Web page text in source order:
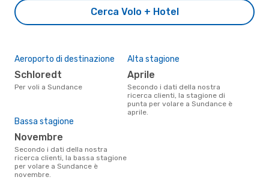
Cerca Volo + Hotel
Aeroporto di destinazione
Schloredt
Per voli a Sundance
Alta stagione
aprile
Secondo i dati della nostra
ricerca clienti, la stagione di
punta per volare a Sundance è
aprile.
Bassa stagione
novembre
Secondo i dati della nostra
ricerca clienti, la bassa stagione
per volare a Sundance è
novembre.